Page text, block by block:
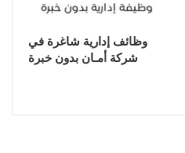
وظائف إدارية شاغرة في
شركة أمـان بدون خبرة